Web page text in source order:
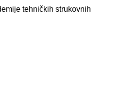
tehničkih strukovnih